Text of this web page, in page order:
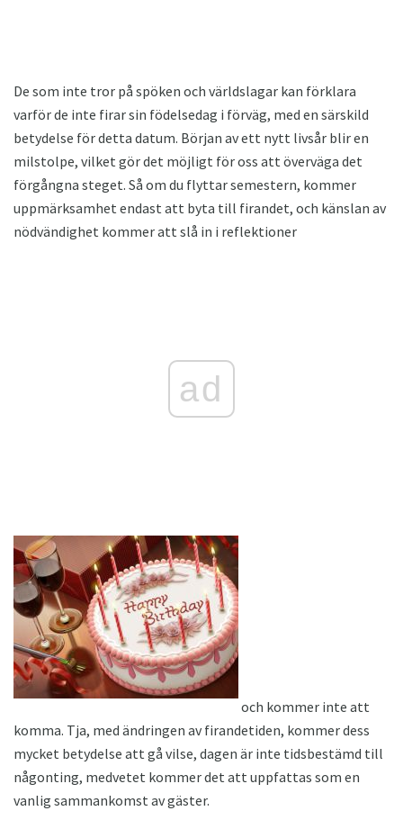
De som inte tror på spöken och världslagar kan förklara
varför de inte firar sin födelsedag i förväg, med en särskild
betydelse för detta datum. Början av ett nytt livsår blir en
milstolpe, vilket gör det möjligt för oss att överväga det
förgångna steget. Så om du flyttar semestern, kommer
uppmärksamhet endast att byta till firandet, och känslan av
nödvändighet kommer att slå in i reflektioner
ad
och kommer inte att
komma. Tja, med ändringen av firandetiden, kommer dess
mycket betydelse att gå vilse, dagen är inte tidsbestämd till
någonting, medvetet kommer det att uppfattas som en
vanlig sammankomst av gäster.